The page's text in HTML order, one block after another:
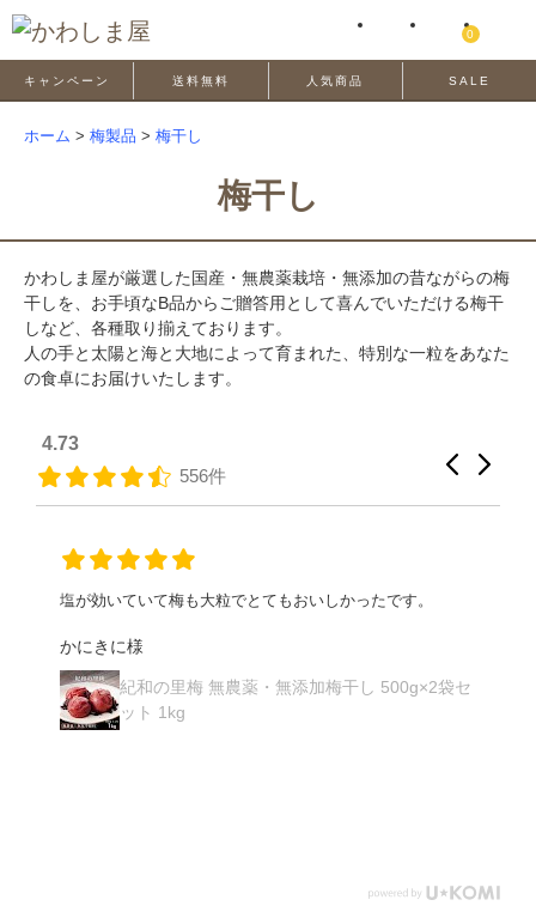
0
キャンペーン 送料無料 人気商品 SALE
ホーム > 梅製品 > 梅干し
梅干し
かわしま屋が厳選した国産・無農薬栽培・無添加の昔ながらの梅
干しを、お手頃なB品からご贈答用として喜んでいただける梅干
しなど、各種取り揃えております。
人の手と太陽と海と大地によって育まれた、特別な一粒をあなた
の食卓にお届けいたします。
4.73
556件
安心して食べれました。ご飯がよくすすみます！また購入
ひかなぎ様
群馬県産 四年熟成有機梅干し 120g｜有機梅と